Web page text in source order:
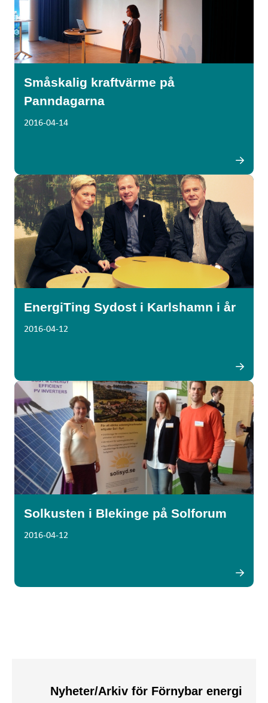
Småskalig kraftvärme på
Panndagarna
2016-04-14
EnergiTing Sydost i Karlshamn i år
2016-04-12
Solkusten i Blekinge på Solforum
2016-04-12
Nyheter/Arkiv för Förnybar energi